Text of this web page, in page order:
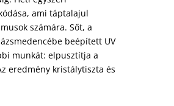
ami táptalajul
számára. Sőt, a
beépített UV
munkát: elpusztítja a
eredmény kristálytiszta és